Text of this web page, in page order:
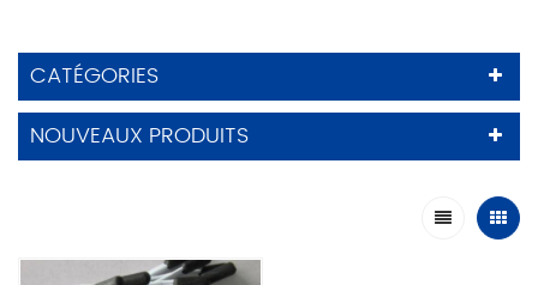
CATÉGORIES
NOUVEAUX PRODUITS